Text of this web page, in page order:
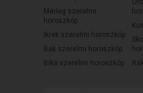
Mérleg szerelmi
horoszkóp
Ikrek szerelmi horoszkóp
Bak szerelmi horoszkóp
Bika szerelmi horoszkóp